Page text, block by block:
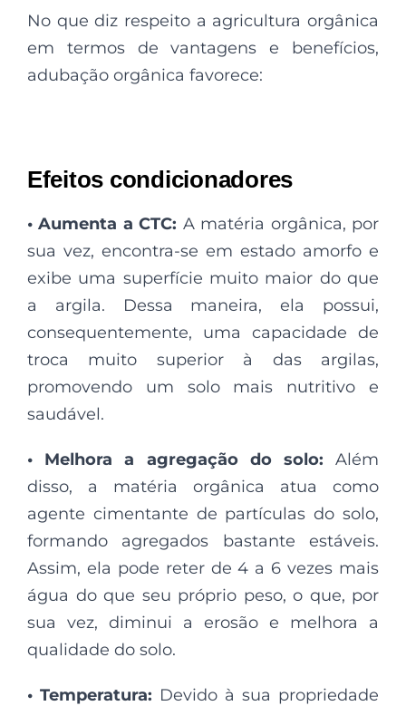
No que diz respeito a agricultura orgânica
em termos de vantagens e benefícios,
adubação orgânica favorece:
Efeitos condicionadores
• Aumenta a CTC: A matéria orgânica, por
sua vez, encontra-se em estado amorfo e
exibe uma superfície muito maior do que
a argila. Dessa maneira, ela possui,
consequentemente, uma capacidade de
troca muito superior à das argilas,
promovendo um solo mais nutritivo e
saudável.
• Melhora a agregação do solo: Além
disso, a matéria orgânica atua como
agente cimentante de partículas do solo,
formando agregados bastante estáveis.
Assim, ela pode reter de 4 a 6 vezes mais
água do que seu próprio peso, o que, por
sua vez, diminui a erosão e melhora a
qualidade do solo.
• Temperatura: Devido à sua propriedade